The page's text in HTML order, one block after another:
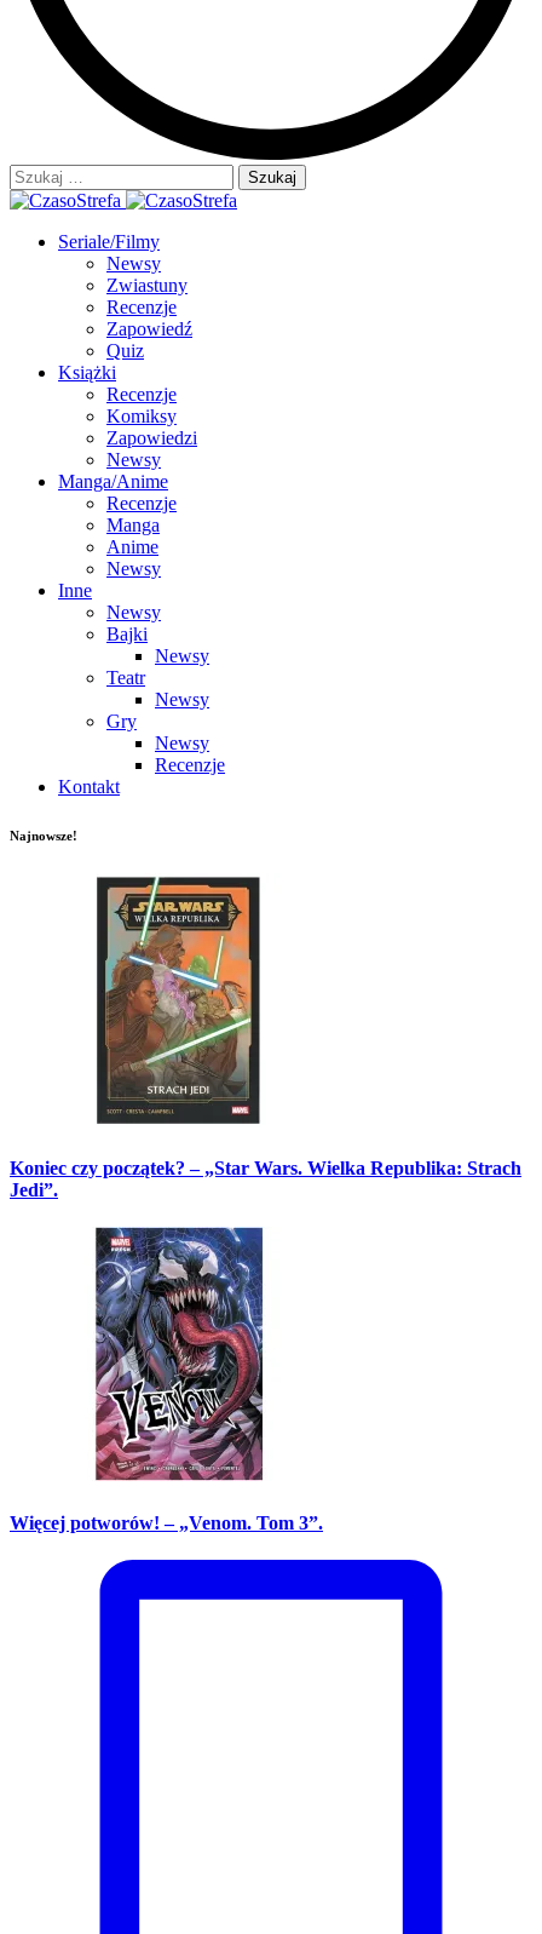
Szukaj:
Seriale/Filmy
Newsy
Zwiastuny
Recenzje
Zapowiedź
Quiz
Książki
Recenzje
Komiksy
Zapowiedzi
Newsy
Manga/Anime
Recenzje
Manga
Anime
Newsy
Inne
Newsy
Bajki
Newsy
Teatr
Newsy
Gry
Newsy
Recenzje
Kontakt
Najnowsze!
Koniec czy początek? – „Star Wars. Wielka Republika: Strach
Jedi”.
Więcej potworów! – „Venom. Tom 3”.